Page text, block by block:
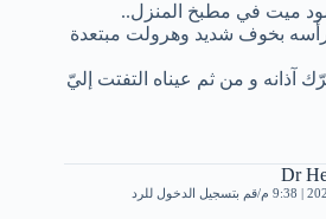
ميت في مطبخ المنزل..
بخوف شديد وهرولت مبتعدة
آذانه و من ثم عيناه التفتت إليّ
Dr
قم بتسجيل الدخول للرد